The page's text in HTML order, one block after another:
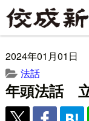
2024年01月01日
法話
年頭法話